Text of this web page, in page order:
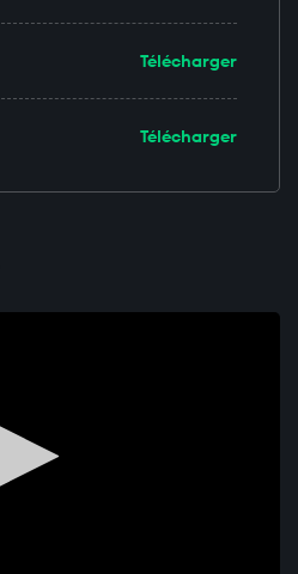
Télécharger
Télécharger